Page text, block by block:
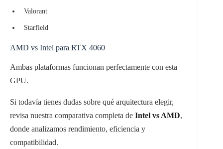
Valorant
Starfield
AMD vs Intel para RTX 4060
Ambas plataformas funcionan perfectamente con esta
GPU.
Si todavía tienes dudas sobre qué arquitectura elegir,
revisa nuestra comparativa completa de Intel vs AMD,
donde analizamos rendimiento, eficiencia y
compatibilidad.